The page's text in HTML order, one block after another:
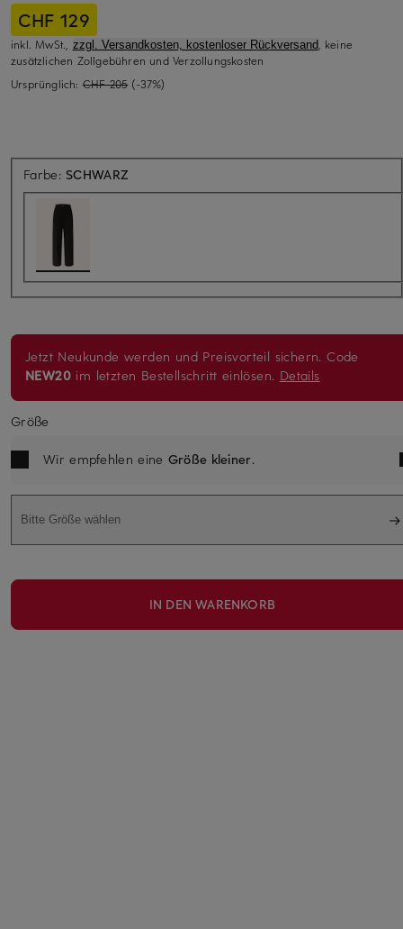
CHF 129
inkl. MwSt., zzgl. Versandkosten, kostenloser Rückversand, keine
zusätzlichen Zollgebühren und Verzollungskosten
Ursprünglich: CHF 205 (-37%)
Farbe: SCHWARZ
Jetzt Neukunde werden und Preisvorteil sichern. Code
NEW20 im letzten Bestellschritt einlösen. Details
Größe
Wir empfehlen eine Größe kleiner.
Bitte Größe wählen
IN DEN WARENKORB